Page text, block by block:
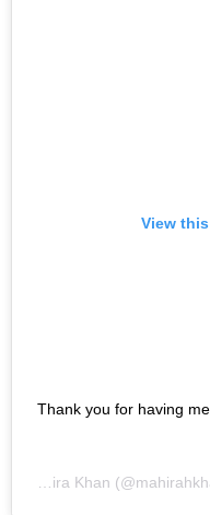
View
Thank you for having
Mahira Khan